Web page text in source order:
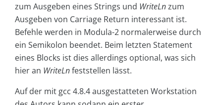
zum Ausgeben eines Strings und WriteLnzum
Ausgeben von Carriage Return interessant ist.
Befehle werden in Modula-2 normalerweise durch
ein Semikolon beendet. Beim letzten Statement
eines Blocks ist dies allerdings optional, was sich
hier an WriteLnfeststellen lässt.
Auf der mit gcc 4.8.4 ausgestatteten Workstation